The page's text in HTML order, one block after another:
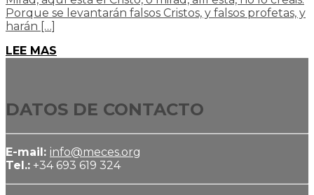
Porque se levantarán falsos Cristos, y falsos profetas, y
harán […]
LEE MAS
DATOS DE CONTACTO
E-mail: info@meces.org
Tel.: +34 693 619 324